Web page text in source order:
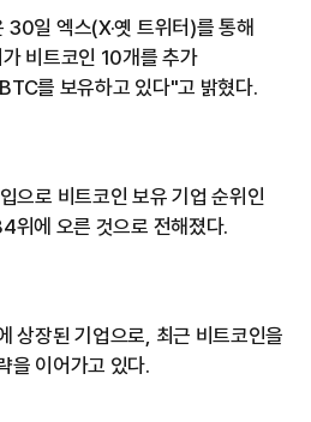
일 엑스(X·옛 트위터)를 통해
비트코인 10개를 추가
를 보유하고 있다"고 밝혔다.
으로 비트코인 보유 기업 순위인
위에 오른 것으로 전해졌다.
상장된 기업으로, 최근 비트코인을
을 이어가고 있다.